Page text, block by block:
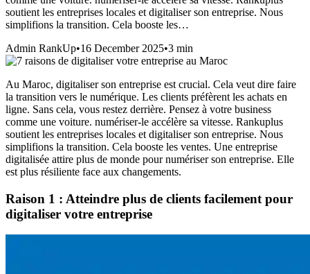
soutient les entreprises locales et digitaliser son entreprise. Nous
simplifions la transition. Cela booste les…
Admin RankUp•16 December 2025•3 min
Au Maroc, digitaliser son entreprise est crucial. Cela veut dire faire
la transition vers le numérique. Les clients préfèrent les achats en
ligne. Sans cela, vous restez derrière. Pensez à votre business
comme une voiture. numériser-le accélère sa vitesse. Rankuplus
soutient les entreprises locales et digitaliserson entreprise. Nous
simplifions la transition. Cela booste les ventes. Une entreprise
digitalisée attire plus de monde pour numériser son entreprise. Elle
est plus résiliente face aux changements.
Raison 1 : Atteindre plus de clients facilement pour
digitaliser votre entreprise